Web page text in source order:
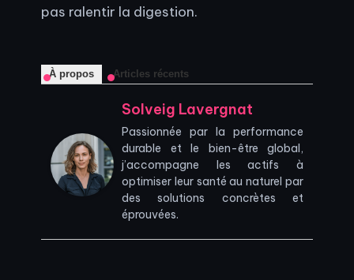
pas ralentir la digestion.
À propos Articles récents
Solveig Lavergnat
Passionnée par la performance
durable et le bien-être global,
j’accompagne les actifs à
optimiser leur santé au naturel par
des solutions concrètes et
éprouvées.